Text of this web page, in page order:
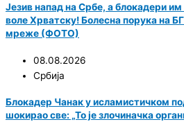
Језив напад на Србе, а блокадери
воле Хрватску! Болесна порука на
мреже (ФОТО)
08.08.2026
Србија
Блокадер Чанак у исламистичком
шокирао све: „То је злочиначка